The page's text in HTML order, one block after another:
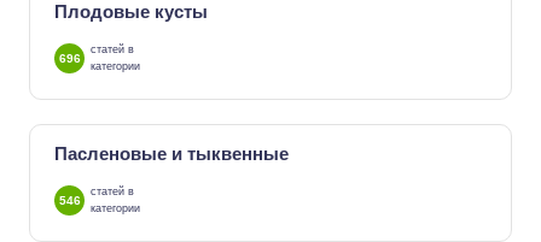
Плодовые кусты
696
статей в
категории
Пасленовые и тыквенные
546
статей в
категории